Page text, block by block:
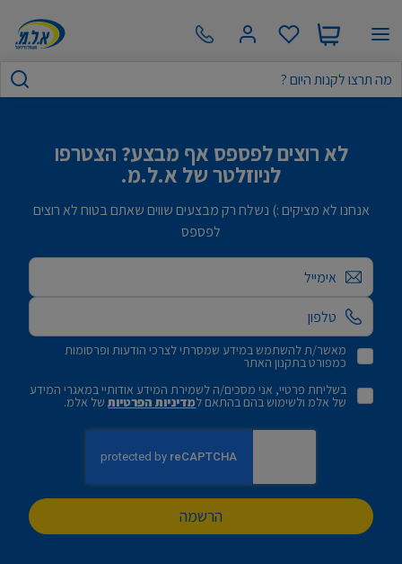
לא רוצים לפספס אף מבצע? הצטרפו
לניוזלטר של א.ל.מ.
אנחנו לא מציקים :) נשלח רק מבצעים שווים שאתם בטוח לא רוצים
לפספס
אימייל
מאשר/ת להשתמש במידע שמסרתי לצרכי הודעות ופרסומות
כמפורט בתקנון האתר
בשליחת פרטיי, אני מסכים/ה לשמירת המידע אודותיי במאגרי המידע
של אלמ ולשימוש בהם בהתאם למדיניות הפרטיותשל אלמ.
הרשמה